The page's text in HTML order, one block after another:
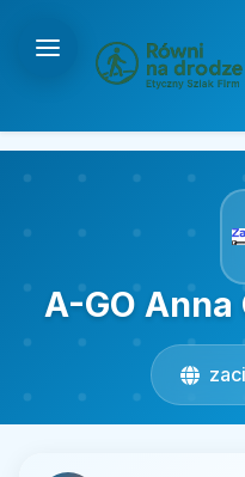
A-GO